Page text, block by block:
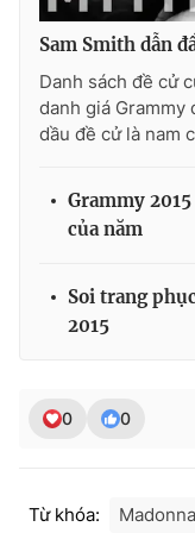
THỜI BÁO VTV
Theo dõi báo trên
Cơ quan chủ quản:
Cơ quan báo chí:
Tổng Biên tập:
Tổng đài VTV:024.38
Sam Smith dẫn
Danh sách đề cử
danh giá Grammy
dầu đề cử là nam
Grammy
của năm
Soi trang
2015
0 0
Từ khóa: Madonna